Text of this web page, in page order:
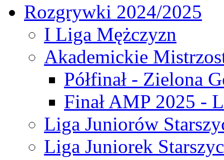
Rozgrywki 2024/2025
I Liga Mężczyzn
Akademickie
Półfinał - Zielona
Finał AMP 2025 -
Liga Juniorów
Liga Juniorek